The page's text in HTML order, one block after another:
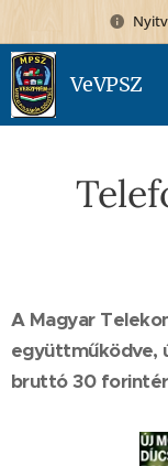
VeVPSZ
A Magyar
együttműködve,
bruttó 30